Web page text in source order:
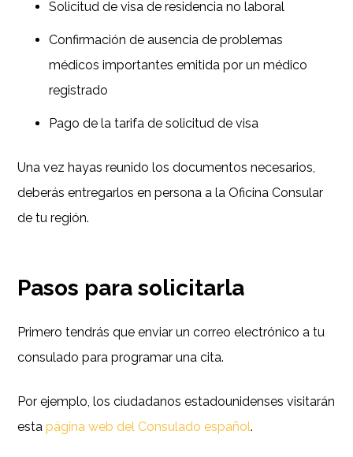
Solicitud de visa de residencia no laboral
Confirmación de ausencia de problemas
médicos importantes emitida por un médico
registrado
Pago de la tarifa de solicitud de visa
Una vez hayas reunido los documentos necesarios,
deberás entregarlos en persona a la Oficina Consular
de tu región.
Pasos para solicitarla
Primero tendrás que enviar un correo electrónico a tu
consulado para programar una cita.
Por ejemplo, los ciudadanos estadounidenses visitarán
estapágina web del Consulado español.